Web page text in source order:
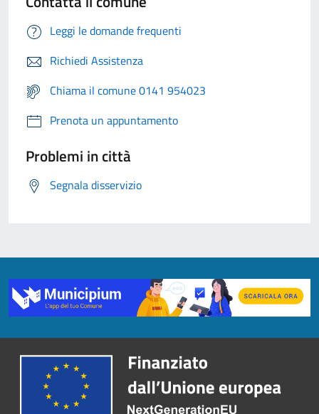
Leggi le domande frequenti
Richiedi Assistenza
Chiama il comune 0141 954023
Prenota un appuntamento
Problemi in città
Segnala disservizio